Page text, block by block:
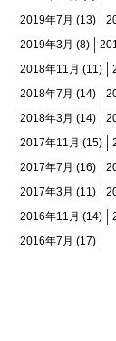
2019年7月 (13)
2019年3月 (8)
2018年11月 (11)
2018年7月 (14)
2018年3月 (14)
2017年11月 (15)
2017年7月 (16)
2017年3月 (11)
2016年11月 (14)
2016年7月 (17)